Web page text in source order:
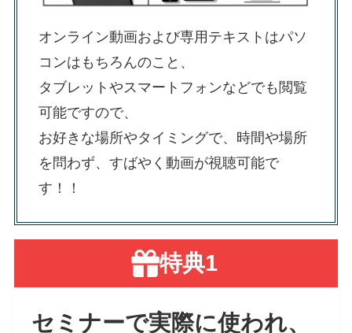
オンライン動画および専用テキストはパソ
コンはもちろんのこと、
タブレットやスマートフォンなどでも閲覧
可能ですので、
お好きな場所やタイミングで、時間や場所
を問わず、すばやく動画が視聴可能で
す！！
特典1
セミナーで実際に使われ、